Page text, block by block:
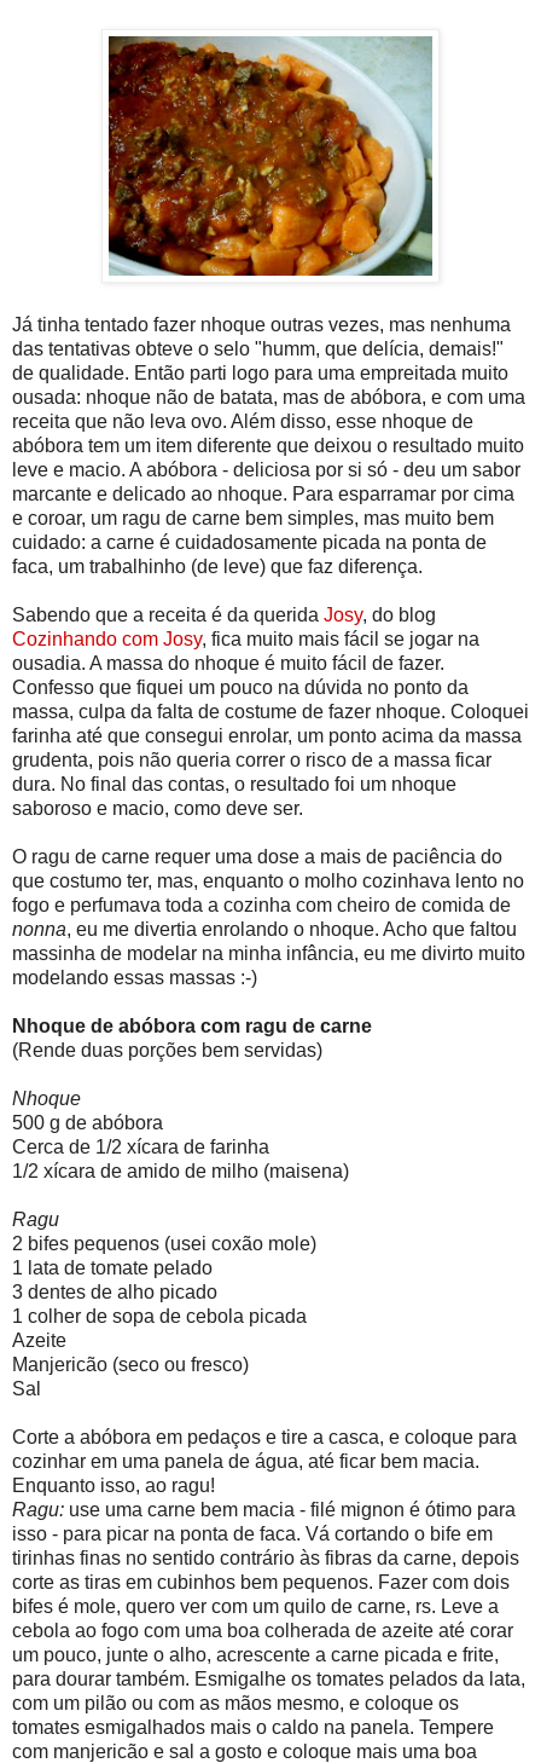
Já tinha tentado fazer nhoque outras vezes, mas nenhuma
das tentativas obteve o selo "humm, que delícia, demais!"
de qualidade. Então parti logo para uma empreitada muito
ousada: nhoque não de batata, mas de abóbora, e com uma
receita que não leva ovo. Além disso, esse nhoque de
abóbora tem um item diferente que deixou o resultado muito
leve e macio. A abóbora - deliciosa por si só - deu um sabor
marcante e delicado ao nhoque. Para esparramar por cima
e coroar, um ragu de carne bem simples, mas muito bem
cuidado: a carne é cuidadosamente picada na ponta de
faca, um trabalhinho (de leve) que faz diferença.
Sabendo que a receita é da querida Josy, do blog
Cozinhando com Josy, fica muito mais fácil se jogar na
ousadia. A massa do nhoque é muito fácil de fazer.
Confesso que fiquei um pouco na dúvida no ponto da
massa, culpa da falta de costume de fazer nhoque. Coloquei
farinha até que consegui enrolar, um ponto acima da massa
grudenta, pois não queria correr o risco de a massa ficar
dura. No final das contas, o resultado foi um nhoque
saboroso e macio, como deve ser.
O ragu de carne requer uma dose a mais de paciência do
que costumo ter, mas, enquanto o molho cozinhava lento no
fogo e perfumava toda a cozinha com cheiro de comida de
nonna, eu me divertia enrolando o nhoque. Acho que faltou
massinha de modelar na minha infância, eu me divirto muito
modelando essas massas :-)
Nhoque de abóbora com ragu de carne
(Rende duas porções bem servidas)
Nhoque
500 g de abóbora
Cerca de 1/2 xícara de farinha
1/2 xícara de amido de milho (maisena)
Ragu
2 bifes pequenos (usei coxão mole)
1 lata de tomate pelado
3 dentes de alho picado
1 colher de sopa de cebola picada
Azeite
Manjericão (seco ou fresco)
Sal
Corte a abóbora em pedaços e tire a casca, e coloque para
cozinhar em uma panela de água, até ficar bem macia.
Enquanto isso, ao ragu!
Ragu: use uma carne bem macia - filé mignon é ótimo para
isso - para picar na ponta de faca. Vá cortando o bife em
tirinhas finas no sentido contrário às fibras da carne, depois
corte as tiras em cubinhos bem pequenos. Fazer com dois
bifes é mole, quero ver com um quilo de carne, rs. Leve a
cebola ao fogo com uma boa colherada de azeite até corar
um pouco, junte o alho, acrescente a carne picada e frite,
para dourar também. Esmigalhe os tomates pelados da lata,
com um pilão ou com as mãos mesmo, e coloque os
tomates esmigalhados mais o caldo na panela. Tempere
com manjericão e sal a gosto e coloque mais uma boa